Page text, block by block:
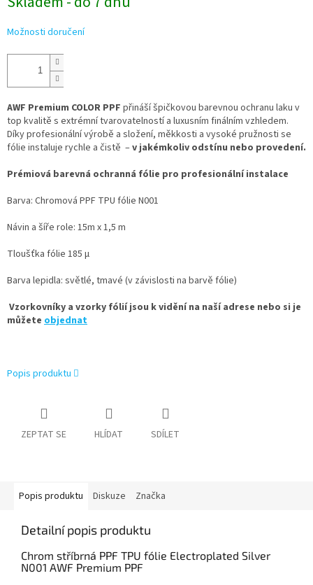
Možnosti doručení
AWF Premium COLOR PPF přináší špičkovou barevnou ochranu laku v
top kvalitě s extrémní tvarovatelností a luxusním finálním vzhledem.
Díky profesionální výrobě a složení, měkkosti a vysoké pružnosti se
fólie instaluje rychle a čistě –v jakémkoliv odstínu nebo provedení.
Prémiová barevná ochranná fólie pro profesionální instalace
Barva: Chromová PPF TPU fólie N001
Návin a šíře role: 15m x 1,5 m
Tloušťka fólie 185 µ
Barva lepidla: světlé, tmavé (v závislosti na barvě fólie)
Vzorkovníky a vzorky fólií jsou k vidění na naší adrese nebo si je
můžete objednat
Popis produktu
ZEPTAT SE HLÍDAT SDÍLET
Popis produktu Diskuze Značka
Detailní popis produktu
Chrom stříbrná PPF TPU fólie Electroplated Silver
N001 AWF Premium PPF